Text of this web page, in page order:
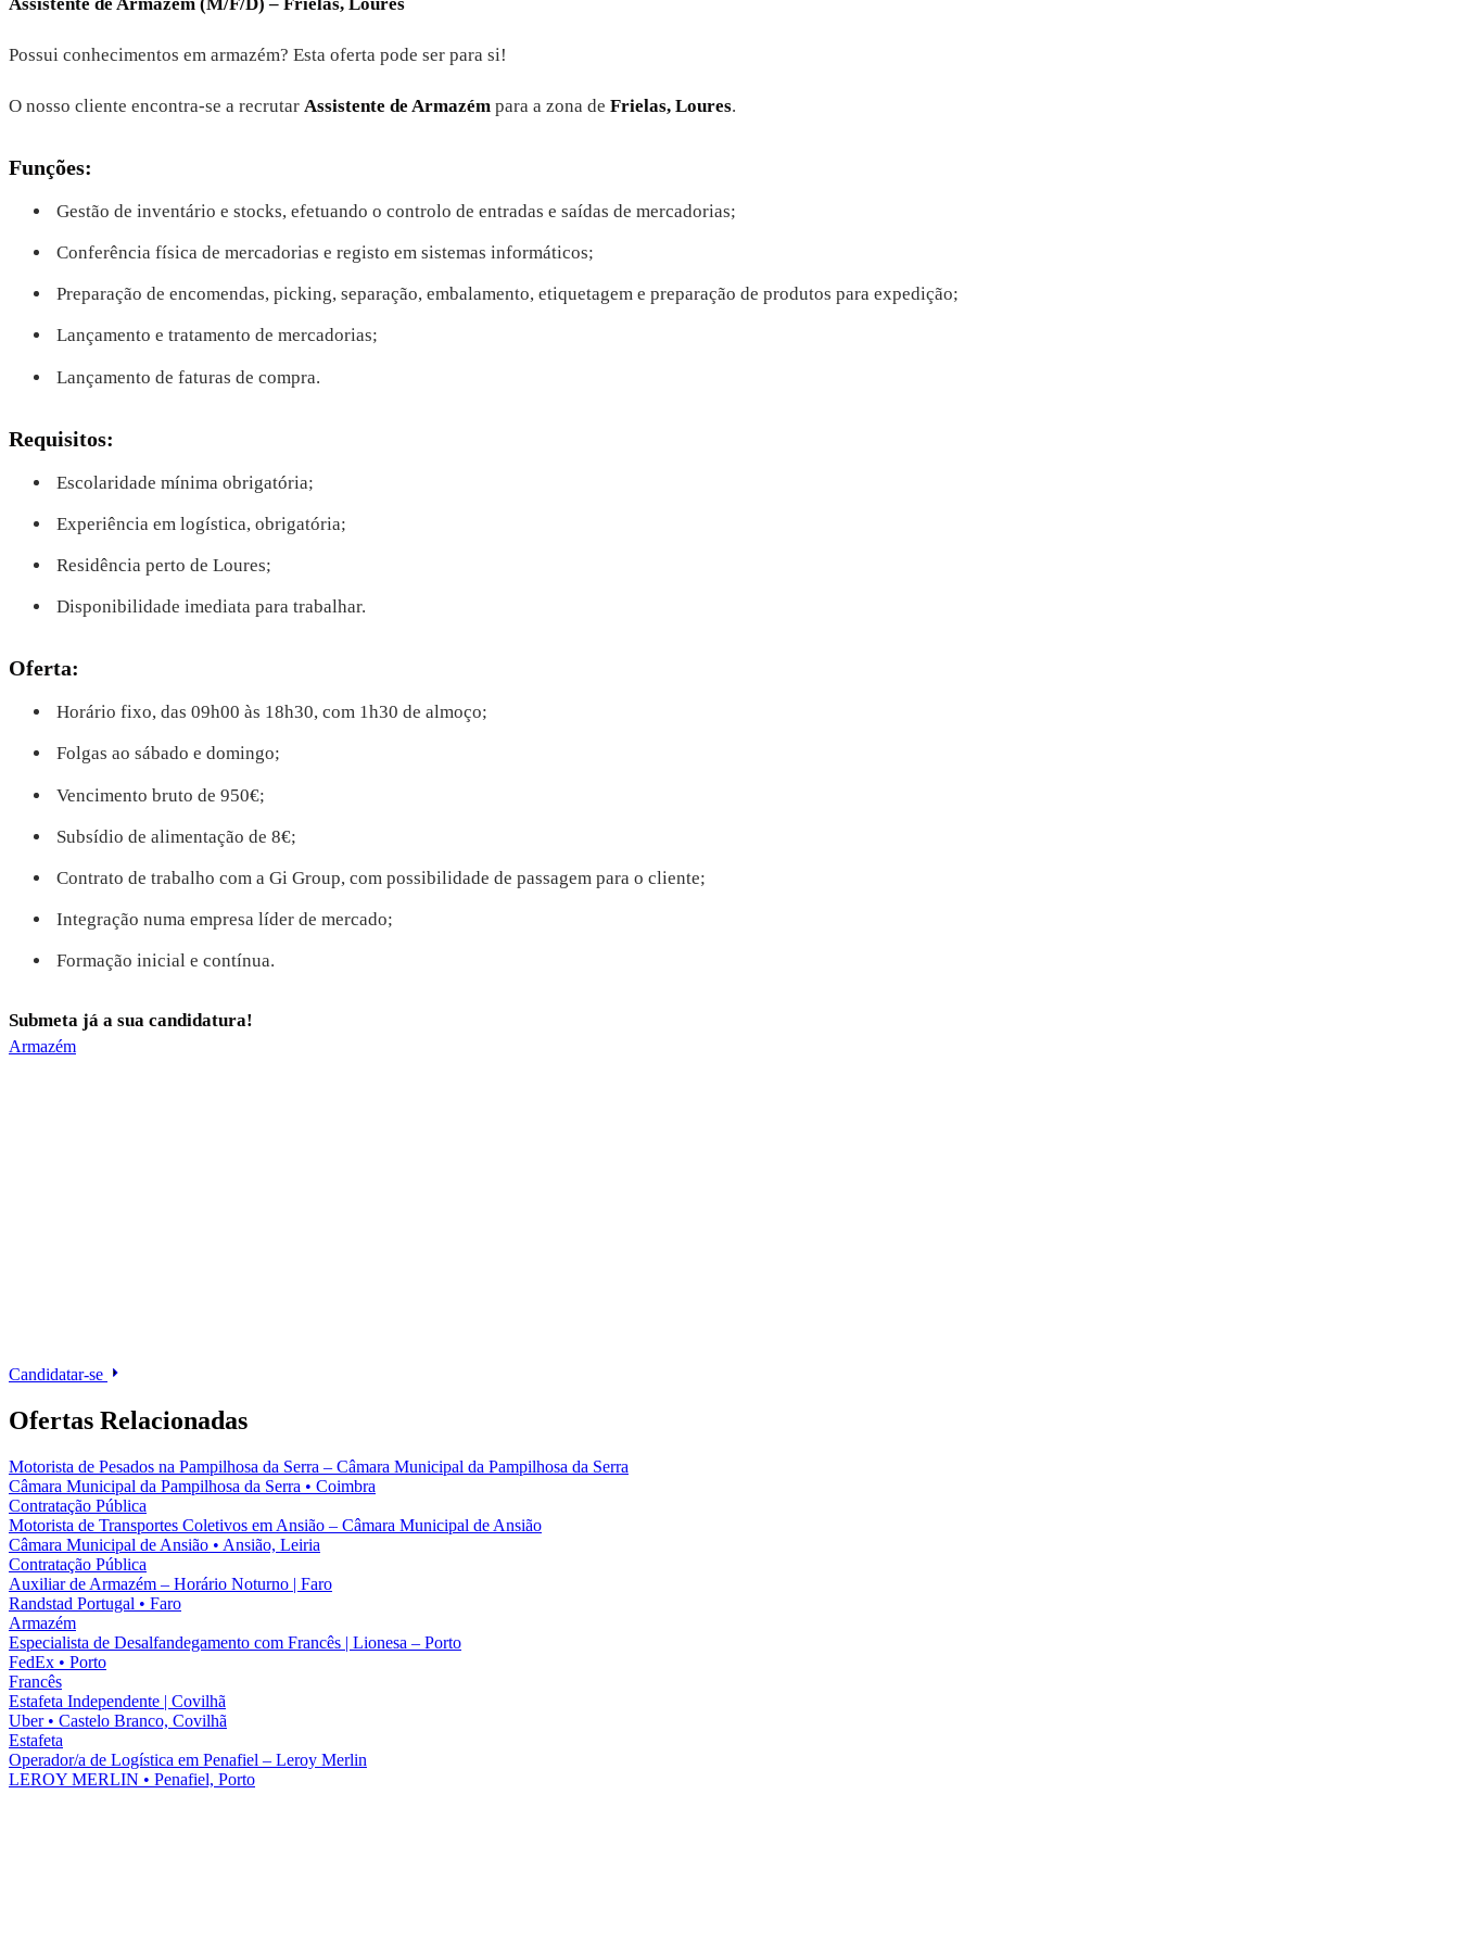
Possui conhecimentos em armazém? Esta oferta pode ser para si!
O nosso cliente encontra-se a recrutar Assistente de Armazém para a zona de Frielas, Loures.
Funções:
Gestão de inventário e stocks, efetuando o controlo de entradas e saídas de mercadorias;
Conferência física de mercadorias e registo em sistemas informáticos;
Preparação de encomendas, picking, separação, embalamento, etiquetagem e preparação de produtos para expedição;
Lançamento e tratamento de mercadorias;
Lançamento de faturas de compra.
Requisitos:
Escolaridade mínima obrigatória;
Experiência em logística, obrigatória;
Residência perto de Loures;
Disponibilidade imediata para trabalhar.
Oferta:
Horário fixo, das 09h00 às 18h30, com 1h30 de almoço;
Folgas ao sábado e domingo;
Vencimento bruto de 950€;
Subsídio de alimentação de 8€;
Contrato de trabalho com a Gi Group, com possibilidade de passagem para o cliente;
Integração numa empresa líder de mercado;
Formação inicial e contínua.
Submeta já a sua candidatura!
Armazém
Candidatar-se
Ofertas Relacionadas
Motorista de Pesados na Pampilhosa da Serra – Câmara Municipal da Pampilhosa da Serra
Câmara Municipal da Pampilhosa da Serra • Coimbra
Contratação Pública
Motorista de Transportes Coletivos em Ansião – Câmara Municipal de Ansião
Câmara Municipal de Ansião • Ansião, Leiria
Contratação Pública
Auxiliar de Armazém – Horário Noturno | Faro
Randstad Portugal • Faro
Armazém
Especialista de Desalfandegamento com Francês | Lionesa – Porto
FedEx • Porto
Francês
Estafeta Independente | Covilhã
Uber • Castelo Branco, Covilhã
Estafeta
Operador/a de Logística em Penafiel – Leroy Merlin
LEROY MERLIN • Penafiel, Porto